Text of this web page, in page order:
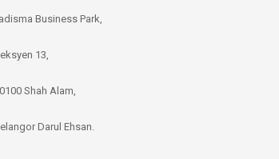
Business Park,
13,
Shah Alam,
Darul Ehsan.